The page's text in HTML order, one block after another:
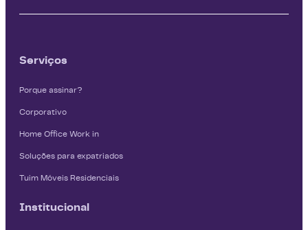
Serviços
Porque assinar?
Corporativo
Home Office Work in
Soluções para expatriados
Tuim Móveis Residenciais
Institucional